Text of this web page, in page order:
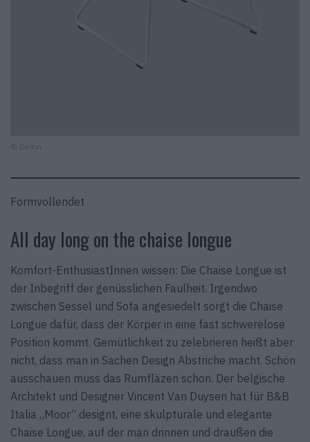
Formvollendet
All day long on the chaise longue
Komfort-EnthusiastInnen wissen: Die Chaise Longue ist
der Inbegriff der genüsslichen Faulheit. Irgendwo
zwischen Sessel und Sofa angesiedelt sorgt die Chaise
Longue dafür, dass der Körper in eine fast schwerelose
Position kommt. Gemütlichkeit zu zelebrieren heißt aber
nicht, dass man in Sachen Design Abstriche macht. Schön
ausschauen muss das Rumfläzen schon. Der belgische
Architekt und Designer Vincent Van Duysen hat für B&B
Italia „Moor“ designt, eine skulpturale und elegante
Chaise Longue, auf der man drinnen und draußen die